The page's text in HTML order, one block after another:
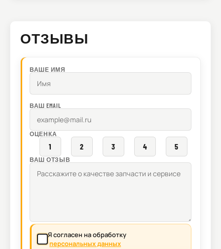
ОТЗЫВЫ
ВАШЕ ИМЯ
ВАШ EMAIL
ОЦЕНКА
1 2 3 4 5
ВАШ ОТЗЫВ
Я согласен на обработку
персональных данных